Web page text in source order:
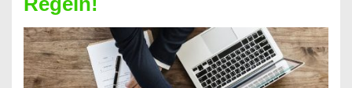
ist
es
möglich!